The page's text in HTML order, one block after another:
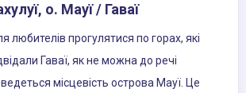
о. Мауї / Гаваї
любителів прогулятися по горах, які
Гаваї, як не можна до речі
місцевість острова Мауї. Це